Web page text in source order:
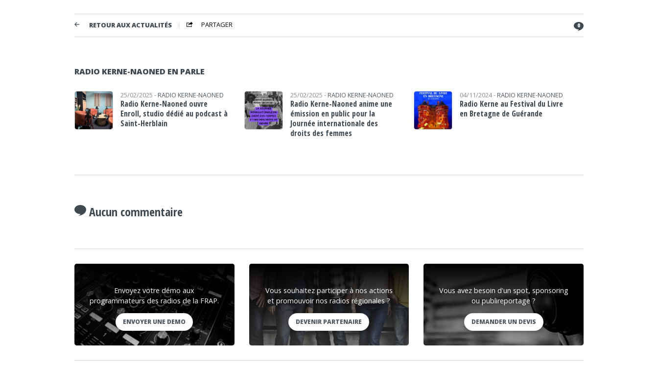
RETOUR AUX ACTUALITÉS PARTAGER 0
RADIO KERNE-NAONED EN PARLE
25/02/2025 - RADIO KERNE-NAONED
Radio Kerne-Naoned ouvre
Enroll, studio dédié au podcast à
Saint-Herblain
25/02/2025 - RADIO KERNE-NAONED
Radio Kerne-Naoned anime une
émission en public pour la
Journée internationale des
droits des femmes
04/11/2024 - RADIO KERNE-NAONED
Radio Kerne au Festival du Livre
en Bretagne de Guérande
Aucun commentaire
Envoyez votre démo aux
programmateurs des radios de la FRAP.
ENVOYER UNE DEMO
Vous souhaitez participer à nos actions
et promouvoir nos radios régionales ?
DEVENIR PARTENAIRE
Vous avez besoin d'un spot, sponsoring
ou publireportage ?
DEMANDER UN DEVIS